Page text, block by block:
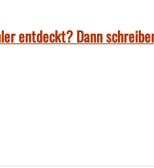
entdeckt? Dann